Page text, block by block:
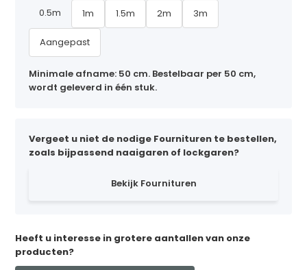
0.5m 1m 1.5m 2m 3m
Aangepast
Minimale afname: 50 cm. Bestelbaar per 50 cm,
wordt geleverd in één stuk.
Vergeet u niet de nodige Fournituren te bestellen,
zoals bijpassend naaigaren of lockgaren?
Bekijk Fournituren
Heeft u interesse in grotere aantallen van onze
producten?